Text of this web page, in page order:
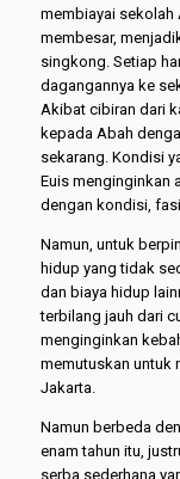
membiayai sekolah
membesar,
singkong. Setiap
dagangannya ke
Akibat cibiran dari
kepada Abah
sekarang. Kondisi
Euis menginginkan
dengan kondisi,
Namun, untuk
hidup yang tidak
dan biaya hidup
terbilang jauh dari
menginginkan
memutuskan untuk
Jakarta.
Namun berbeda
enam tahun itu,
serba sederhana